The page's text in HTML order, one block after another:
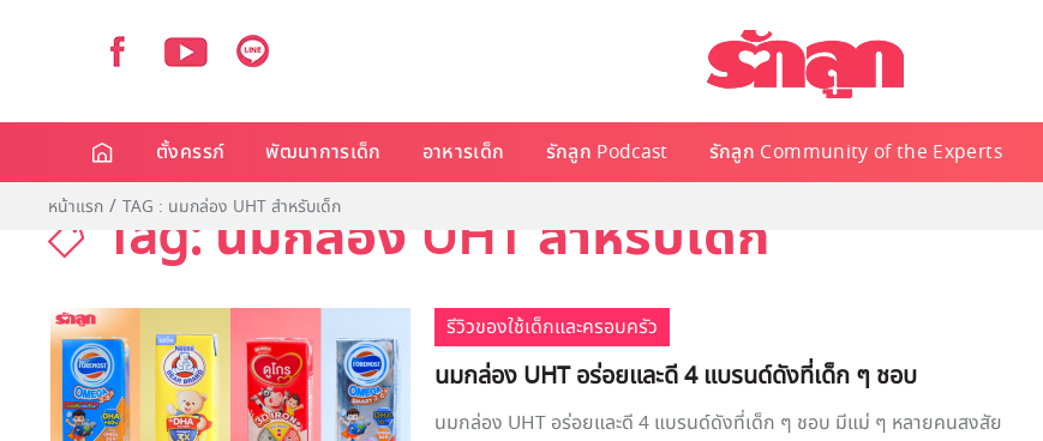
ตั้งครรภ์ พัฒนาการเด็ก อาหารเด็ก รักลูก Podcast รักลูก Community of the Experts
หน้าแรก TAG : นมกล่อง UHT สำหรับเด็ก
Tag: นมกล่อง UHT สำหรับเด็ก
รีวิวของใช้เด็กและครอบครัว
นมกล่อง UHT อร่อยและดี 4 แบรนด์ดังที่เด็ก ๆ ชอบ
นมกล่อง UHT อร่อยและดี 4 แบรนด์ดังที่เด็ก ๆ ชอบ มีแม่ ๆ หลายคนสงสัย